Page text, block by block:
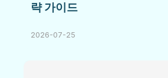
략 가이드
2026-07-25